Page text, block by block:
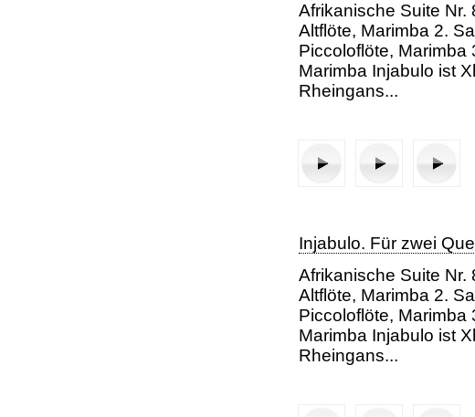
2. Satz: Karungi - UA in Mumbai
Afrikanische Suite Nr.
Altflöte, Marimba 2.
Piccoloflöte, Marimba
Marimba Injabulo ist
Rheingans...
Erster Satz: Hambela Phambili
Zweiter Satz: Sula
Injabulo. Für zwei
Afrikanische Suite Nr.
Altflöte, Marimba 2.
Piccoloflöte, Marimba
Marimba Injabulo ist
Rheingans...